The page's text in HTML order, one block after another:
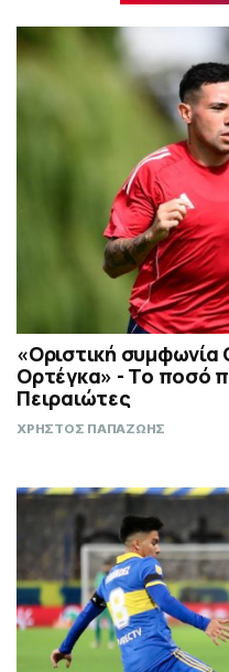
«Οριστική συμφωνία
Ορτέγκα» - Το ποσό
Πειραιώτες
ΧΡΗΣΤΟΣ ΠΑΠΑΖΩΗΣ